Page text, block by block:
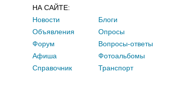
НА САЙТЕ:
Новости
Объявления
Форум
Афиша
Справочник
Блоги
Опросы
Вопросы-ответы
Фотоальбомы
Транспорт